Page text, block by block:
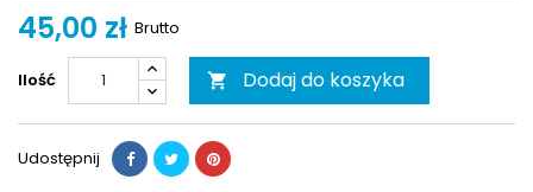
45,00 zł Brutto
Ilość  Dodaj do koszyka
Udostępnij